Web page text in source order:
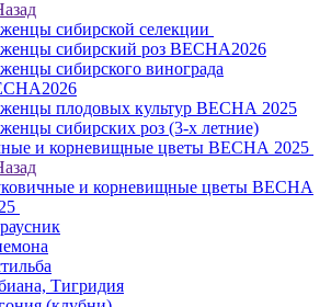
сибирской селекции
сибирский роз ВЕСНА2026
сибирского винограда
плодовых культур ВЕСНА 2025
сибирских роз (3-х летние)
и корневищные цветы ВЕСНА 2025
и корневищные цветы ВЕСНА
Тигридия